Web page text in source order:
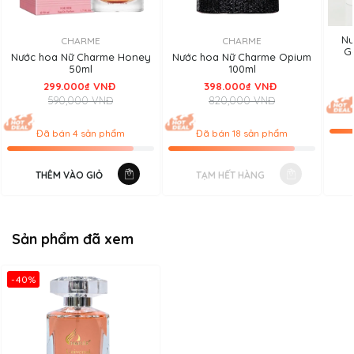
mâm xôi. Hương cuối tạo nên chiều sâu và sức hút mãnh liệt
với lớp hương đơn giản nhưng trầm ấp của Xạ hương trắng và
hương gỗ gụ, hổ phách.
CHARME
Nước hoa Nữ Charme Honey
50ml
299.000₫ VNĐ
590,000 VNĐ
Đã bán 4 sản phẩm
THÊM VÀO GIỎ
CHARME
Nước hoa Nữ Charme Opium
100ml
398.000₫ VNĐ
820,000 VNĐ
Đã bán 18 sản phẩm
TẠM HẾT HÀNG
Sản phẩm đã xem
-40%